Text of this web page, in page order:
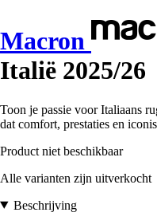
Macron
Italië 2025/26
Toon je passie voor Italiaans
dat comfort, prestaties en
Product niet beschikbaar
Alle varianten zijn uitverkocht
Beschrijving